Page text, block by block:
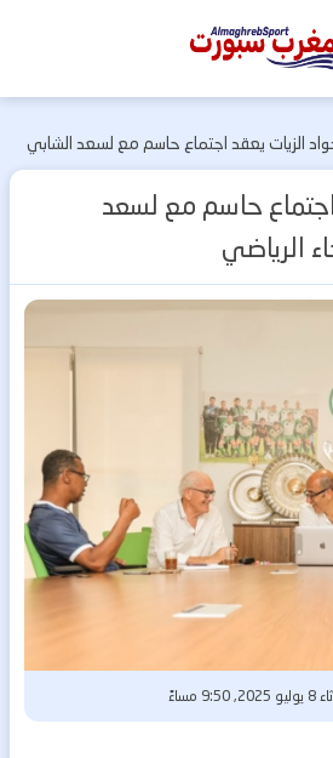
الزيات يعقد اجتماع حاسم مع لسعد الشابي
حاسم مع لسعد
الرياضي
9:50 مساءً